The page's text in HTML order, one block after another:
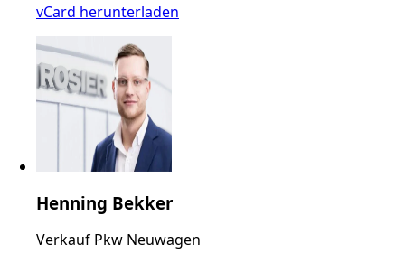
vCard herunterladen
Henning Bekker
Verkauf Pkw Neuwagen